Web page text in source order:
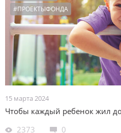
#ПРОЕКТЫФОНДА
15 марта 2024
Чтобы каждый ребенок жил
2373
0